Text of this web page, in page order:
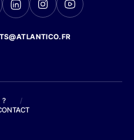
?
/